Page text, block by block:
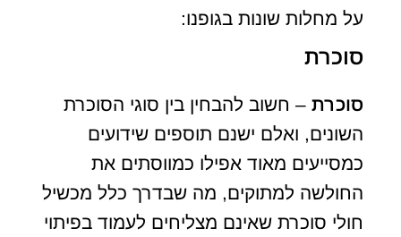
על מחלות שונות בגופנו:
סוכרת
סוכרת– חשוב להבחין בין סוגי הסוכרת
השונים, ואלם ישנם תוספים שידועים
כמסייעים מאוד אפילו כמווסתים את
החולשה למתוקים, מה שבדרך כלל מכשיל
חולי סוכרת שאינם מצליחים לעמוד בפיתוי